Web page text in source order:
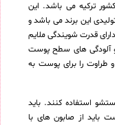
ترکیه می باشد. این
این برند می باشد و
قدرت شویندگی ملایم
آلودگی های سطح پوست
طراوت را برای پوست به
استفاده کنند. باید
باید از صابون های با